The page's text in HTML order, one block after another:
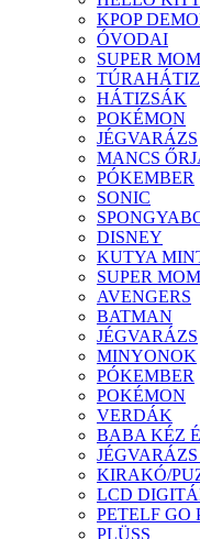
KPOP
ÓVODAI
SUPER
HÁTIZSÁK
POKÉMON
JÉGVARÁZS
MANCS
PÓKEMBER
SONIC
DISNEY
KUTYA
SUPER
AVENGERS
BATMAN
JÉGVARÁZS
MINYONOK
PÓKEMBER
POKÉMON
VERDÁK
BABA KÉZ
KIRAKÓ/
LCD
PETELF GO
PLÜSS